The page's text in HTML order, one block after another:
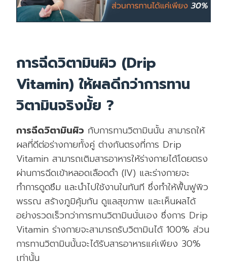
การฉีดวิตามินผิว (Drip
Vitamin) ให้ผลดีกว่าการทาน
วิตามินจริงมั้ย ?
การฉีดวิตามินผิว กับการทานวิตามินนั้น สามารถให้
ผลที่ดีต่อร่างกายทั้งคู่ ต่างกันตรงที่การ Drip
Vitamin สามารถเติมสารอาหารให้ร่างกายได้โดยตรง
ผ่านการฉีดเข้าหลอดเลือดดำ (IV) และร่างกายจะ
ทำการดูดซึม และนำไปใช้งานในทันที ซึ่งทำให้ฟื้นฟูพิว
พรรณ สร้างภูมิคุ้มกัน ดูแลสุขภาพ และเห็นผลได้
อย่างรวดเร็วกว่าการทานวิตามินนั่นเอง ซึ่งการ Drip
Vitamin ร่างกายจะสามารถรับวิตามินได้ 100% ส่วน
การทานวิตามินนั้นจะได้รับสารอาหารแค่เพียง 30%
เท่านั้น